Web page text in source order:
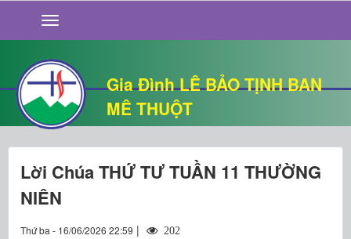
Gia Đình LÊ BẢO TỊNH BAN
MÊ THUỘT
GIỚI THIỆU
TIN TỨC
SỐNG ĐẠO
CHUYỆN NHÀ
QUÁN VĂN
THƯ GIÃN
Lời Chúa THỨ TƯ TUẦN 11 THƯỜNG
NIÊN
Thứ ba - 16/06/2026 22:59 | 202